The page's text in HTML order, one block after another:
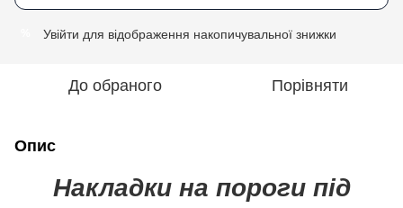
Увійти для відображення накопичувальної знижки
До обраного Порівняти
Опис
Накладки на пороги під